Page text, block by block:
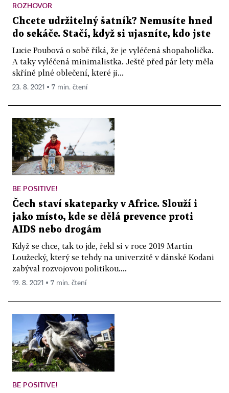
ROZHOVOR
Chcete udržitelný šatník? Nemusíte hned
do sekáče. Stačí, když si ujasníte, kdo jste
Lucie Poubová o sobě říká, že je vyléčená shopaholička.
A taky vyléčená minimalistka. Ještě před pár lety měla
skříně plné oblečení, které ji...
23. 8. 2021 ▪ 7 min. čtení
BE POSITIVE!
Čech staví skateparky v Africe. Slouží i
jako místo, kde se dělá prevence proti
AIDS nebo drogám
Když se chce, tak to jde, řekl si v roce 2019 Martin
Loužecký, který se tehdy na univerzitě v dánské Kodani
zabýval rozvojovou politikou....
19. 8. 2021 ▪ 7 min. čtení
BE POSITIVE!